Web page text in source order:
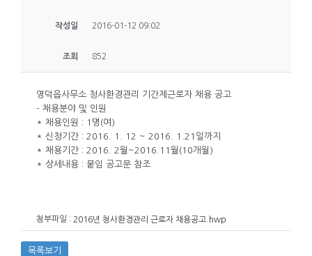
작성일 2016-01-12 09:02
조회 852
영덕읍사무소 청사환경관리 기간제근로자 채용 공고
- 채용분야 및 인원
* 채용인원 : 1명(여)
* 신청기간 : 2016. 1. 12 ~ 2016. 1.21일까지
* 채용기간 : 2016. 2월~2016.11월(10개월)
* 상세내용 : 붙임 공고문 참조
첨부파일 : 2016년 청사환경관리 근로자 채용공고.hwp
목록보기